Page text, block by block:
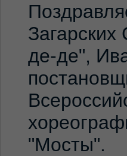
де-де",
"Мосты".